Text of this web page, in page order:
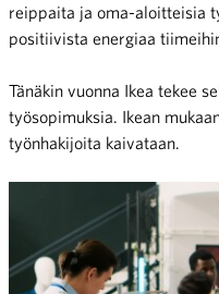
reippaita ja oma-aloitteisia
positiivista energiaa
Tänäkin vuonna Ikea tekee
työsopimuksia. Ikean
työnhakijoita kaivataan.